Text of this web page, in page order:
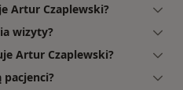
Artur Czaplewski?
wizyty?
Artur Czaplewski?